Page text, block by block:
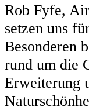
Rob Fyfe,
setzen uns
Besonderen
rund um die
Erweiterung